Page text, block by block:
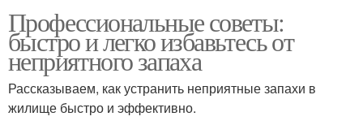
Профессиональные советы:
быстро и легко избавьтесь от
неприятного запаха
Рассказываем, как устранить неприятные запахи в
жилище быстро и эффективно.